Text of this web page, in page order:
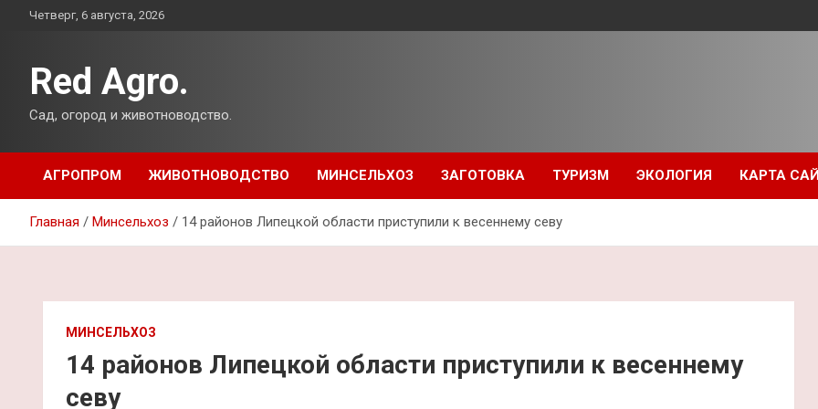
ПерейтиЧетверг, 6 августа, 2026
Red Agro.
Сад, огород и животноводство.
АГРОПРОМ ЖИВОТНОВОДСТВО МИНСЕЛЬХОЗ ЗАГОТОВКА ТУРИЗМ ЭКОЛОГИЯ КАРТА
Главная Минсельхоз 14 районов Липецкой области приступили к весеннему севу
МИНСЕЛЬХОЗ
14 районов Липецкой области приступили к весеннему
севу